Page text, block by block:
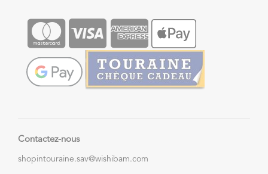
Contactez-nous
shopintouraine.sav@wishibam.com